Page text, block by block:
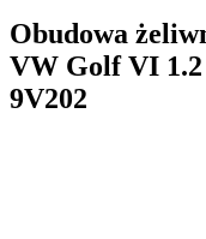
Obudowa
VW Golf VI
9V202